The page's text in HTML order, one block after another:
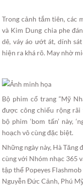
Trong cảnh tắm tiên, các
và Kim Dung chia phe
dê, váy áo ướt át, dính
hiện ra khá rõ. May nhờ
Bộ phim cổ trang “Mỹ
được công chiếu rộng rãi
bộ phim ‘bom tấn’ này,
hoạch vô cùng đặc biệt.
Những ngày này, Hà
cùng với Nhóm nhạc 365
tập thể Popeyes
Nguyễn Đức Cảnh, Phú